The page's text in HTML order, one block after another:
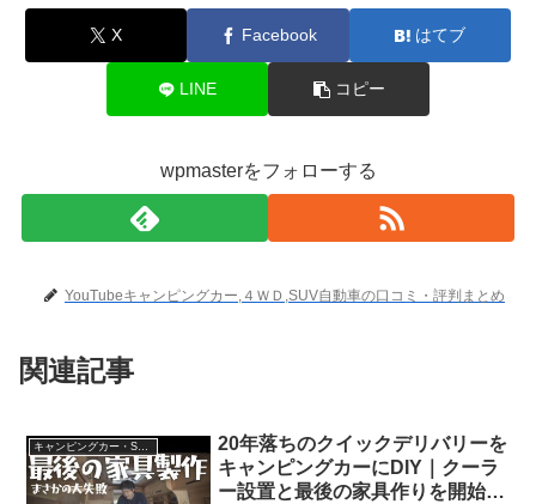
X Facebook はてブ
LINE コピー
wpmasterをフォローする
YouTubeキャンピングカー,４ＷＤ,SUV自動車の口コミ・評判まとめ
関連記事
キャンピングカー・SUV人気車種
20年落ちのクイックデリバリーを
キャンピングカーにDIY｜クーラ
ー設置と最後の家具作りを開始し